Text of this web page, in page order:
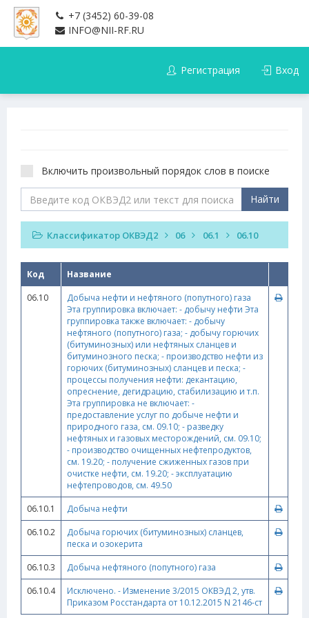
+7 (3452) 60-39-08
INFO@NII-RF.RU
Регистрация Вход
Включить произвольный порядок слов в поиске
Найти
Классификатор ОКВЭД2 06 06.1 06.10
Код
Название
06.10
Добыча нефти и нефтяного (попутного) газа
Эта группировка включает: - добычу нефти Эта
группировка также включает: - добычу
нефтяного (попутного) газа; - добычу горючих
(битуминозных) или нефтяных сланцев и
битуминозного песка; - производство нефти из
горючих (битуминозных) сланцев и песка; -
процессы получения нефти: декантацию,
опреснение, дегидрацию, стабилизацию и т.п.
Эта группировка не включает: -
предоставление услуг по добыче нефти и
природного газа, см. 09.10; - разведку
нефтяных и газовых месторождений, см. 09.10;
- производство очищенных нефтепродуктов,
см. 19.20; - получение сжиженных газов при
очистке нефти, см. 19.20; - эксплуатацию
нефтепроводов, см. 49.50
06.10.1
Добыча нефти
06.10.2
Добыча горючих (битуминозных) сланцев,
песка и озокерита
06.10.3
Добыча нефтяного (попутного) газа
06.10.4
Исключено. - Изменение 3/2015 ОКВЭД 2, утв.
Приказом Росстандарта от 10.12.2015 N 2146-ст